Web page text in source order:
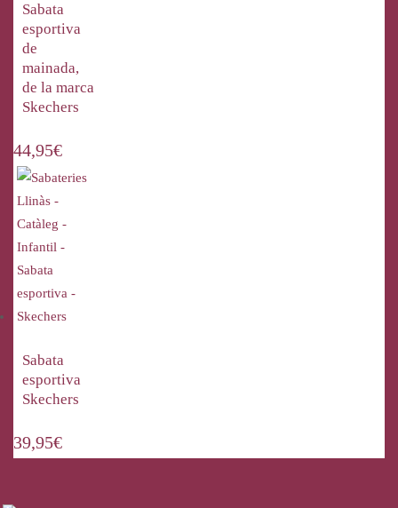
Sabata
esportiva
de
mainada,
de la marca
Skechers
44,95€
Sabata
esportiva
Skechers
39,95€